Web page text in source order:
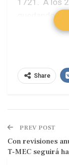
1721. A los
quedando
grandes
para acceder
ascendente,
que
en la batalla
Share
PREV POST
Con revisiones
T-MEC seguirá